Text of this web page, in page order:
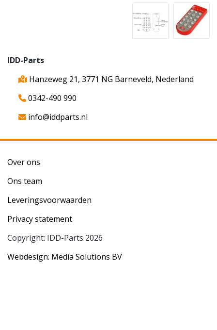
IDD-Parts
Hanzeweg 21, 3771 NG Barneveld, Nederland
0342-490 990
info@iddparts.nl
Over ons
Ons team
Leveringsvoorwaarden
Privacy statement
Copyright: IDD-Parts 2026
Webdesign: Media Solutions BV